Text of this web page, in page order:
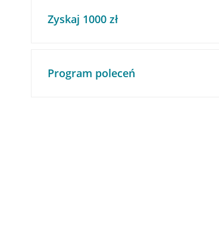
Zyskaj 1000 zł
Program poleceń